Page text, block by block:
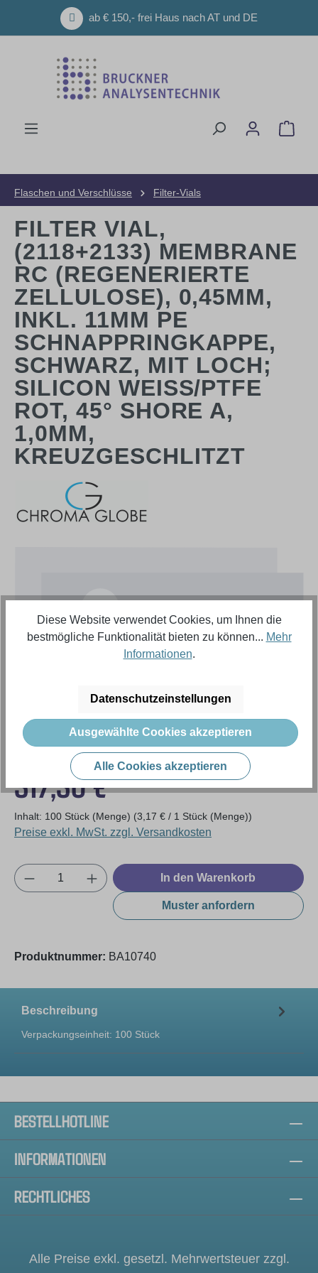
Zum Hauptinhalt springenab € 150,- frei Haus nach AT und DE
Flaschen und Verschlüsse Filter-Vials
FILTER VIAL,
(2118+2133) MEMBRANE
RC (REGENERIERTE
ZELLULOSE), 0,45ΜM,
INKL. 11MM PE
SCHNAPPRINGKAPPE,
SCHWARZ, MIT LOCH;
SILICON WEISS/PTFE R
OT, 45° SHORE A, 1
,0MM, K
REUZGESCHLITZT
Regulärer Preis:
317,30 €
Inhalt: 100 Stück (Menge) (3,17 € / 1 Stück (Menge))
Preise exkl. MwSt. zzgl. Versandkosten
Produkt Anzahl: Gib den gewünschten
In den Warenkorb
Muster anfordern
Produktnummer: BA10740
Beschreibung
Verpackungseinheit: 100 Stück
BESTELLHOTLINE
INFORMATIONEN
RECHTLICHES
Alle Preise exkl. gesetzl. Mehrwertsteuer zzgl.
Diese Website verwendet Cookies, um Ihnen die
bestmögliche Funktionalität bieten zu können... Mehr
Informationen.
Datenschutzeinstellungen
Ausgewählte Cookies akzeptieren
Alle Cookies akzeptieren